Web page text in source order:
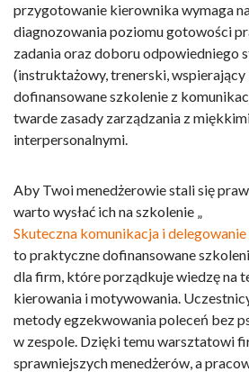
przygotowanie kierownika wymaga
diagnozowania poziomu gotowości
zadania oraz doboru odpowiedniego
(instruktażowy, trenerski,
dofinansowane szkolenie z
twarde zasady zarządzania z
interpersonalnymi.
Aby Twoi menedżerowie stali się
warto wysłać ich na szkolenie „
Skuteczna komunikacja i delegowanie
to praktycznedofinansowane
dla firm, które porządkuje wiedzę na
kierowania i motywowania.
metody egzekwowania poleceń bez
w zespole. Dzięki temu warsztatowi
sprawniejszych menedżerów, a